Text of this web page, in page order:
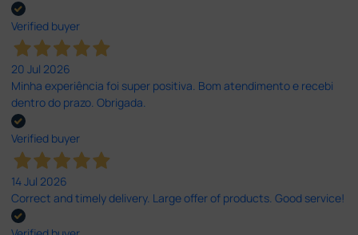
Verified buyer
20 Jul 2026
Minha experiência foi super positiva. Bom atendimento e recebi
dentro do prazo. Obrigada.
Verified buyer
14 Jul 2026
Correct and timely delivery. Large offer of products. Good service!